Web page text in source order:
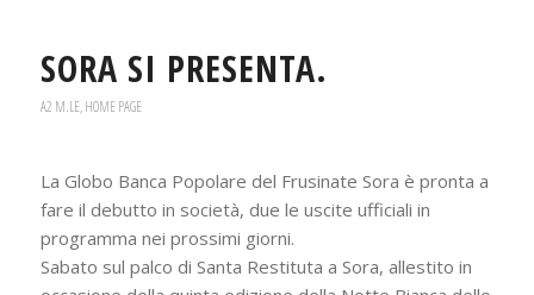
SORA SI PRESENTA.
A2 M.LE,HOME PAGE
La Globo Banca Popolare del Frusinate Sora è pronta a
fare il debutto in società, due le uscite ufficiali in
programma nei prossimi giorni.
Sabato sul palco di Santa Restituta a Sora, allestito in